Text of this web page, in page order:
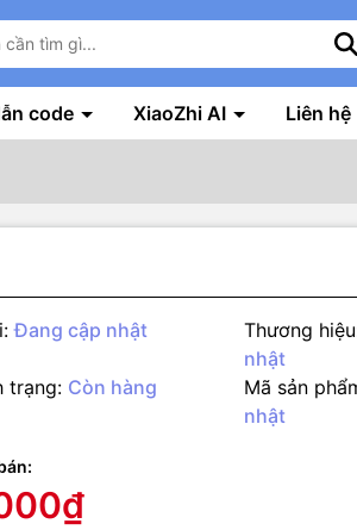
code XiaoZhi AI Liên hệ
Đang cập nhật Thương
nhật
trạng: Còn hàng Mã sản
nhật